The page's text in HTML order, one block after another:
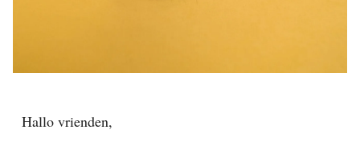
Hallo vrienden,